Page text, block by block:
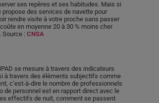
ses repères et ses habitudes. Mais si
propose des services de navette pour
rendre visite à votre proche sans passer
en moyenne 20 à 30 % moins cher
Source : CNSA
se mesure à travers des indicateurs
à travers des éléments subjectifs comme
c’est-à-dire le nombre de professionnels
de personnel est en rapport direct avec le
effectifs de nuit, comment se passent